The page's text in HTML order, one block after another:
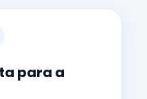
para a